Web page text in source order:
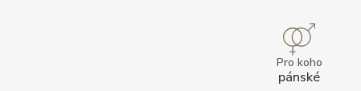
Pro koho
pánské